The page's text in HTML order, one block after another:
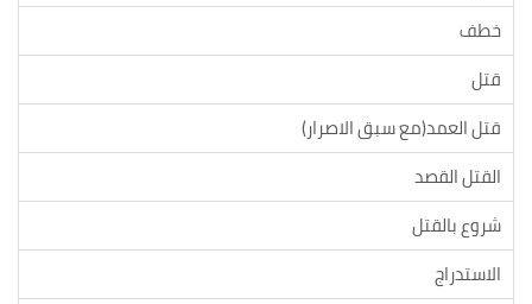
خطف
قتل
قتل العمد(مع سبق الاصرار)
القتل القصد
شروع بالقتل
الاستدراج